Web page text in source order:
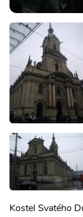
Kostel Svatého